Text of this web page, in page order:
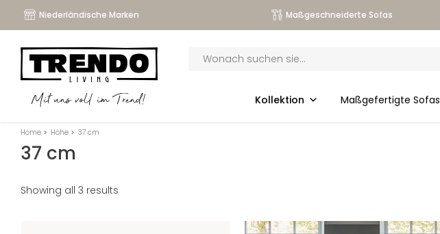
Niederländische Marken Maßgeschneiderte Sofas
Mit uns voll im Trend!
search
Kollektion Maßgefertigte Sofas
Home > Höhe > 37 cm
37 cm
Showing all 3 results